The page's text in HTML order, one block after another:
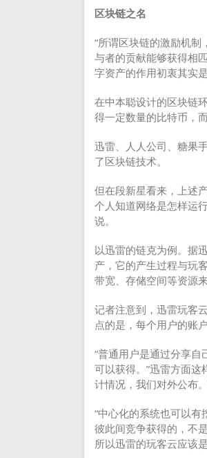
区块链之名
“所谓区块链的激励机
与者的贡献能够获得相
字资产的作用初衷其实
在中本聪设计的区块链
得一定数量的比特币，
迅雷、 人人公司 、糖
了区块链技术。
但在段新星看来，上述
个人知道网络是怎样运
说。
以迅雷的链克为例。据
产，它的产生过程与玩
带宽、存储空间等资源来
记者注意到，迅雷玩客
点的是，每个用户的账
“普通用户是通过分享
可以获得。”迅雷方面
计情况，我们对外公布
“中心化的系统也可以
彼此间竞争获得的，不
所以迅雷的玩客云应该